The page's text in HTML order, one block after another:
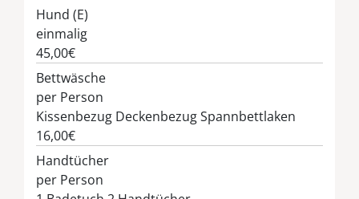
Hund (E)
einmalig
45,00€
Bettwäsche
per Person
Kissenbezug Deckenbezug Spannbettlaken
16,00€
Handtücher
per Person